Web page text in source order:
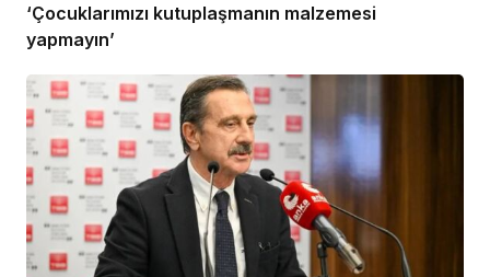
‘Çocuklarımızı kutuplaşmanın malzemesi
yapmayın’